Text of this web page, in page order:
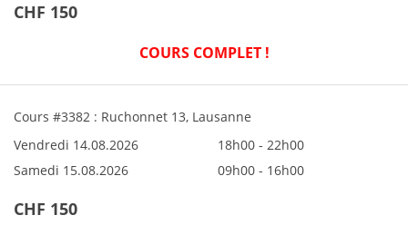
CHF 150
COURS COMPLET !
Cours #3382 : Ruchonnet 13, Lausanne
Vendredi 14.08.2026
18h00 - 22h00
Samedi 15.08.2026
09h00 - 16h00
CHF 150